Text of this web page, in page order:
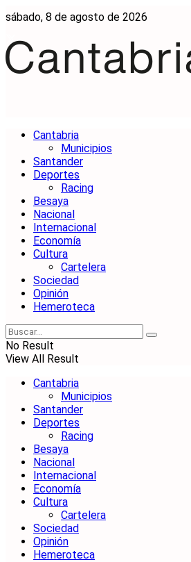
sábado, 8 de agosto de 2026
Cantabria
Municipios
Santander
Deportes
Racing
Besaya
Nacional
Internacional
Economía
Cultura
Cartelera
Sociedad
Opinión
Hemeroteca
No Result
View All Result
Cantabria
Municipios
Santander
Deportes
Racing
Besaya
Nacional
Internacional
Economía
Cultura
Cartelera
Sociedad
Opinión
Hemeroteca